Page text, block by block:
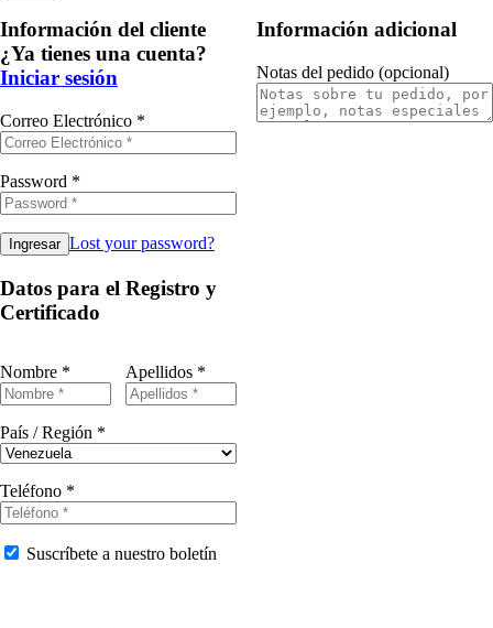
Información del cliente
¿Ya tienes una cuenta?
Iniciar sesión
Correo Electrónico *
Password *
Lost your password?
Datos para el Registro y
Certificado
Nombre * Apellidos *
País / Región *
Teléfono *
Suscríbete a nuestro boletín
Información adicional
Notas del pedido (opcional)